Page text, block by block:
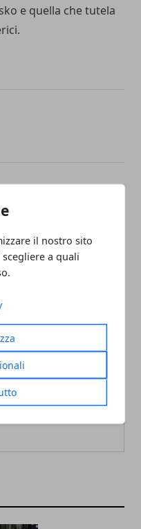
il nostro sito
a quali
e quella che tutela
social per eccesso di
di tecnologia, viaggi ed
La mia passione per la
ha permesso di
l'attività di gestione
che porto avanti dal